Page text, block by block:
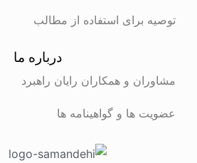
توصیه برای استفاده از مطالب
درباره ما
مشاوران و همکاران رایان راهبرد
عضویت ها و گواهینامه ها